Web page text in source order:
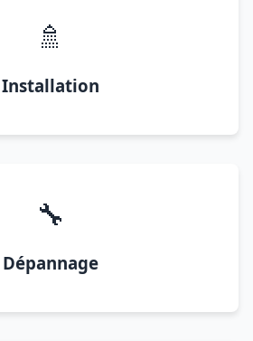
🚿
Installation
🔧
Dépannage